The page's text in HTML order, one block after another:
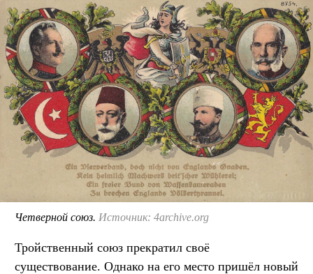
Четверной союз. Источник: 4archive.org
Тройственный союз прекратил своё
существование. Однако на его место пришёл новый